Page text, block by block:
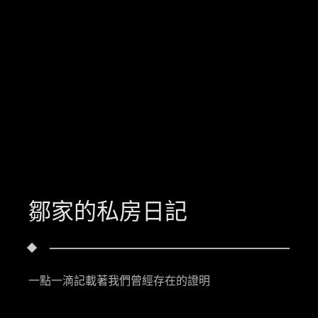
鄒家的私房日記
一點一滴記載著我們曾經存在的證明